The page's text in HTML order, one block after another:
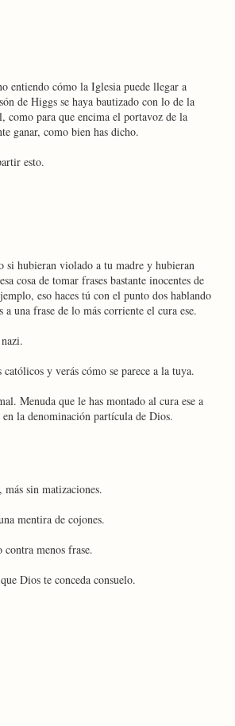
entiendo cómo la Iglesia puede llegar a
de Higgs se haya bautizado con lo de la
para que encima el portavoz de la
ganar, como bien has dicho.
esto.
si hubieran violado a tu madre y hubieran
cosa de tomar frases bastante inocentes de
eso haces tú con el punto dos hablando
una frase de lo más corriente el cura ese.
y verás cómo se parece a la tuya.
Menuda que le has montado al cura ese a
la denominación partícula de Dios.
más sin matizaciones.
mentira de cojones.
contra menos frase.
Dios te conceda consuelo.